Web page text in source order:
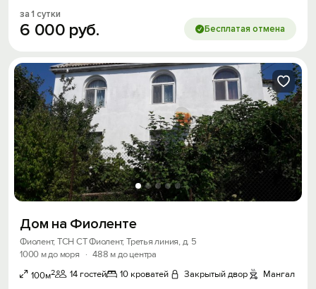
за 1 сутки
6 000 руб. Бесплатая отмена
Дом на Фиоленте
Фиолент, ТСН СТ Фиолент, Третья линия, д. 5
1000 м до моря
· 488 м до центра
100м2 14 гостей 10 кроватей Закрытый двор Мангал